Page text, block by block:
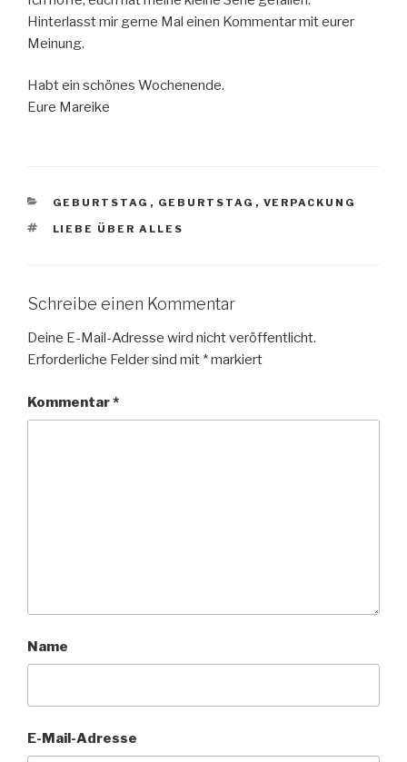
Hinterlasst mir gerne Mal einen Kommentar mit eurer
Meinung.
Habt ein schönes Wochenende.
Eure Mareike
KATEGORIEN
GEBURTSTAG , GEBURTSTAG , VERPACKUNG
SCHLAGWÖRTER
LIEBE ÜBER ALLES
Schreibe einen Kommentar
Deine E-Mail-Adresse wird nicht veröffentlicht.
Erforderliche Felder sind mit *markiert
Kommentar*
Name
E-Mail-Adresse